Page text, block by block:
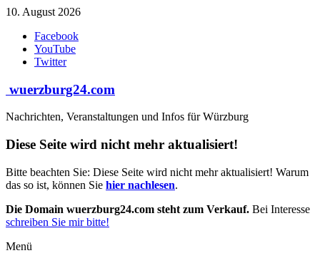
Zum
springen
10. August 2026
Facebook
YouTube
Twitter
wuerzburg24.com
Nachrichten, Veranstaltungen und Infos für Würzburg
Diese Seite wird nicht mehr aktualisiert!
Bitte beachten Sie: Diese Seite wird nicht mehr aktualisiert! Warum
das so ist, können Sie hier nachlesen.
Die Domain wuerzburg24.com steht zum Verkauf. Bei Interesse
schreiben Sie mir bitte!
Menü